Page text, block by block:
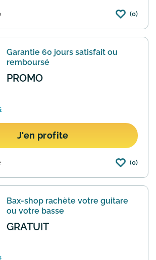
savoir, le site Bax Music offre une
tous ses produits. En cas de
défectueux Bax Music prend en
tous les frai...En savoir plus
(0)
Garantie 60 jours satisfait ou
remboursé
PROMO
J'en profite
n'êtes pas satisfait d'un produit
Bax Music vous offre une
60 jours satisfait ou
Durant ce délai, v...En savoir
(0)
Bax-shop rachète votre guitare
ou votre basse
GRATUIT